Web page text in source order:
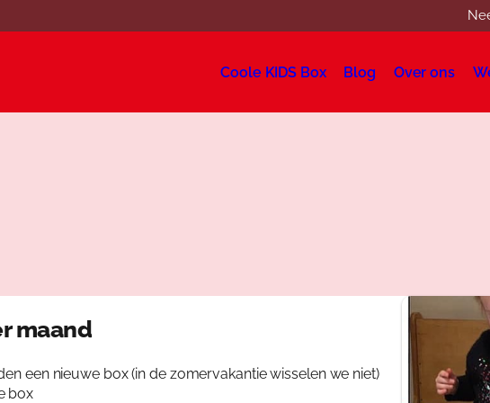
Coole KIDS Box Blog Over ons
maand
een nieuwe box (in de zomervakantie wisselen we niet)
box